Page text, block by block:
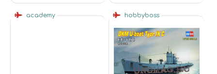
academy hobbyboss